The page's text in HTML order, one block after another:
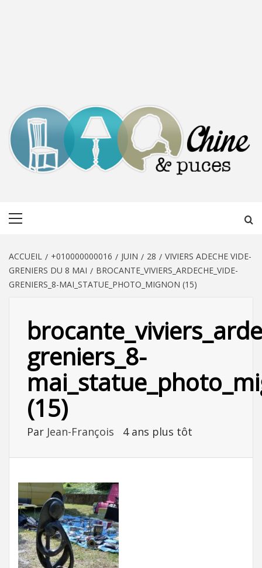
ACCUEIL +010000000016 JUIN 28
VIVIERS ADECHE VIDE-
GRENIERS DU 8 MAI
BROCANTE_VIVIERS_ARDECHE_VIDE-
GRENIERS_8-MAI_STATUE_PHOTO_MIGNON (15)
greniers_8-
(15)
Par Jean-François 4 ans plus tôt